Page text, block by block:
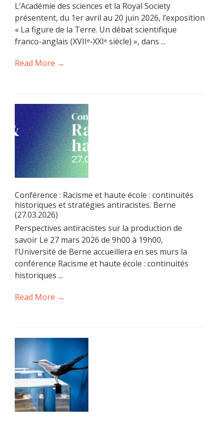
L’Académie des sciences et la Royal Society
présentent, du 1er avril au 20 juin 2026, l’exposition
« La figure de la Terre. Un débat scientifique
franco-anglais (XVIIᵉ-XXIᵉ siècle) », dans ...
Read More →
Conférence : Racisme et haute école : continuités
historiques et stratégies antiracistes. Berne
(27.03.2026)
Perspectives antiracistes sur la production de
savoir Le 27 mars 2026 de 9h00 à 19h00,
l’Université de Berne accueillera en ses murs la
conférence Racisme et haute école : continuités
historiques ...
Read More →